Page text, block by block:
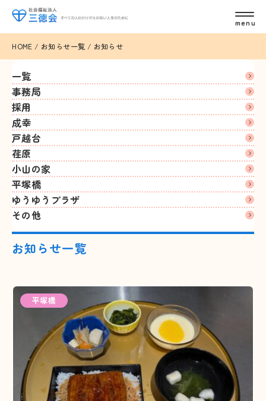
HOME / お知らせ一覧 / お知らせ
お知らせ一覧
平塚橋
一覧
事務局
採用
成幸
戸越台
荏原
小山の家
平塚橋
ゆうゆうプラザ
その他